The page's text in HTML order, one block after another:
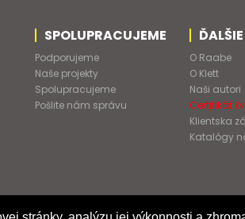
SPOLUPRACUJEME
Podporujeme
Naše projekty
Spolupracujeme
Pošlite nám správu
O Raabe
O Klett
Naši autori
Certifikát
Klientska
Katalógy